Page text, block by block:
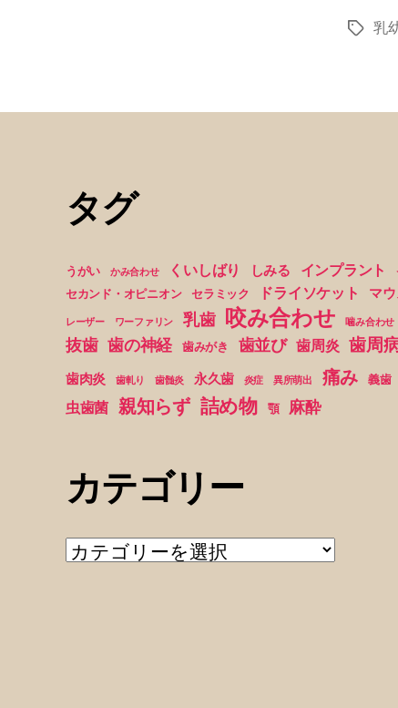
タ
乳
タグ
うがい かみ合わせ くいしばり しみる インプラント
セカンド・オピニオン セラミック ドライソケット マ
レーザー ワーファリン 乳歯 咬み合わせ 噛み合わせ
抜歯 歯の神経 歯みがき 歯並び 歯周炎 歯周
歯肉炎 歯軋り 歯髄炎 永久歯 炎症 異所萌出 痛み 義歯
虫歯菌 親知らず 詰め物 顎 麻酔
カテゴリー
カ
テ